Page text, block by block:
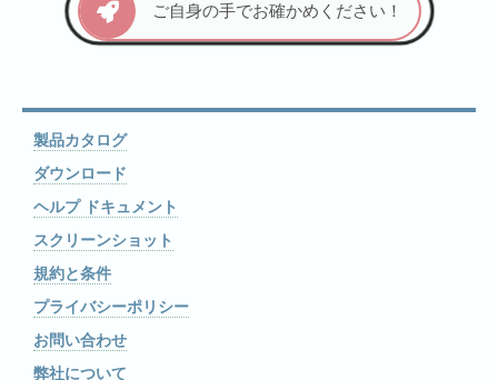
ご自身の手でお確かめください！
製品カタログ
ダウンロード
ヘルプ ドキュメント
スクリーンショット
規約と条件
プライバシーポリシー
お問い合わせ
弊社について